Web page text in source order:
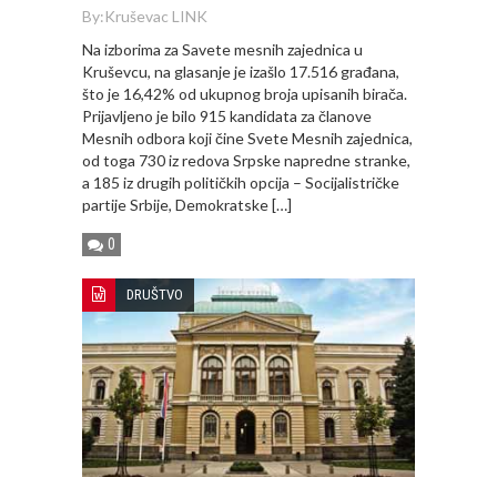
By:Kruševac LINK
Na izborima za Savete mesnih zajednica u
Kruševcu, na glasanje je izašlo 17.516 građana,
što je 16,42% od ukupnog broja upisanih birača.
Prijavljeno je bilo 915 kandidata za članove
Mesnih odbora koji čine Svete Mesnih zajednica,
od toga 730 iz redova Srpske napredne stranke,
a 185 iz drugih političkih opcija – Socijalistričke
partije Srbije, Demokratske […]
0
DRUŠTVO